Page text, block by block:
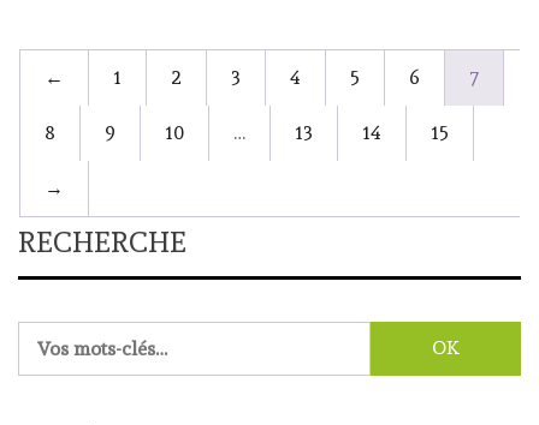
← 1 2 3 4 5 6 7
8 9 10 … 13 14 15
→
RECHERCHE